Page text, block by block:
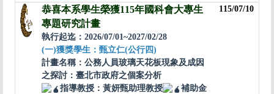
恭喜本系學生榮獲115年國科會大專生
專題研究計畫
執行起迄：2026/07/01~2027/02/28
(一)獲獎學生：甄立仁(公行四)
計畫名稱：公務人員玻璃天花板現象及成因
之探討：臺北市政府之個案分析
指導教授：黃妍甄助理教授
補助金
115/07/10